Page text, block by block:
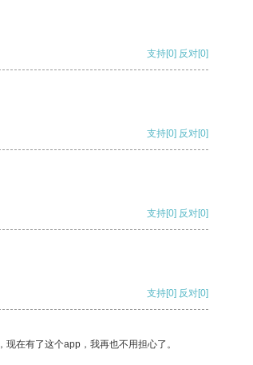
支持[0] 反对[0]
支持[0] 反对[0]
支持[0] 反对[0]
支持[0] 反对[0]
在有了这个app，我再也不用担心了。